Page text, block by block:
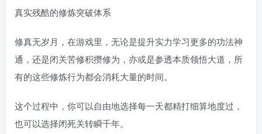
真实残酷的修炼突破体系
修真无岁月，在游戏里，无论是提升实力学习更多的功法神
通，还是闭关苦修积攒修为，亦或是参透本质领悟大道，所
有的这些修炼行为都会消耗大量的时间。
这个过程中，你可以自由地选择每一天都精打细算地度过，
也可以选择闭死关转瞬千年。